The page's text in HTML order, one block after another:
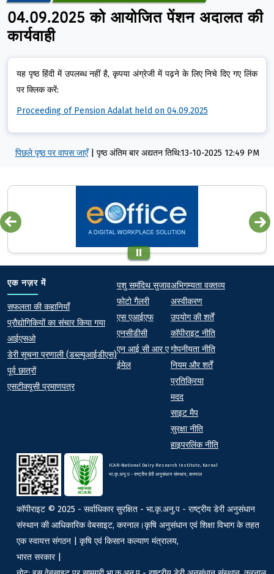
04.09.2025 को आयोजित पेंशन अदालत की
कार्यवाही
यह पृष्ठ हिंदी में उपलब्ध नहीं है, कृपया अंग्रेजी में पढ़ने के लिए निचे दिए गए लिंक
पर क्लिक करें:
Proceeding of Pension Adalat held on 04.09.2025
पिछले पृष्ठ पर वापस जाएँ पृष्ठ अंतिम बार अद्यतन तिथि:13-10-2025 12:49 PM
एक नज़र में
At a Glance
सफलता की कहानियाँ
प्रौद्योगिकियों का संचार किया गया
आईएसओ
डेरी सूचना प्रणाली (डब्ल्यूआईडीएस)
पूर्व छात्रों
एसटीक्यूसी प्रमाणपत्र
Quick links
पशु समंदिथ सुजाव
फोटो गैलरी
एस एआईएफ
एनसीडीसी
एन आई सी आर ए
ईमेल
Footer
अभिगम्यता वक्तव्य
अस्वीकरण
उपयोग की शर्तें
कॉपीराइट नीति
गोपनीयता नीति
नियम और शर्तें
प्रतिक्रिया
मदद
साइट मैप
सुरक्षा नीति
हाइपरलिंक नीति
ICAR-National Dairy Research Institute, Karnal
भा.कृ.अनु.प - राष्ट्रीय डेरी अनुसंधान संस्थान, करनाल
कॉपीराइट © 2025 - सर्वाधिकार सुरक्षित - भा.कृ.अनु.प - राष्ट्रीय डेरी अनुसंधान
संस्थान की आधिकारिक वेबसाइट, करनाल।कृषि अनुसंधान एवं शिक्षा विभाग के तहत
एक स्वायत्त संगठन | कृषि एवं किसान कल्याण मंत्रालय,
भारत सरकार |